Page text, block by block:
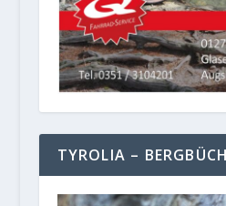
TYROLIA –